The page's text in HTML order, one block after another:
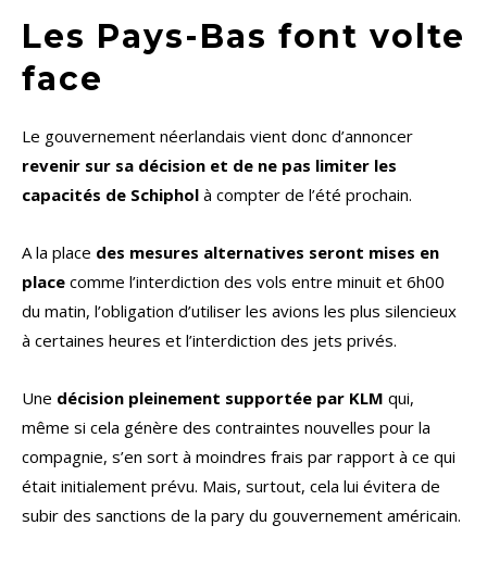
Les Pays-Bas font volte
face
Le gouvernement néerlandais vient donc d’annoncer
revenir sur sa décision et de ne pas limiter les
capacités de Schiphol à compter de l’été prochain.
A la place des mesures alternatives seront mises en
place comme l’interdiction des vols entre minuit et 6h00
du matin, l’obligation d’utiliser les avions les plus silencieux
à certaines heures et l’interdiction des jets privés.
Une décision pleinement supportée par KLM qui,
même si cela génère des contraintes nouvelles pour la
compagnie, s’en sort à moindres frais par rapport à ce qui
était initialement prévu. Mais, surtout, cela lui évitera de
subir des sanctions de la pary du gouvernement américain.